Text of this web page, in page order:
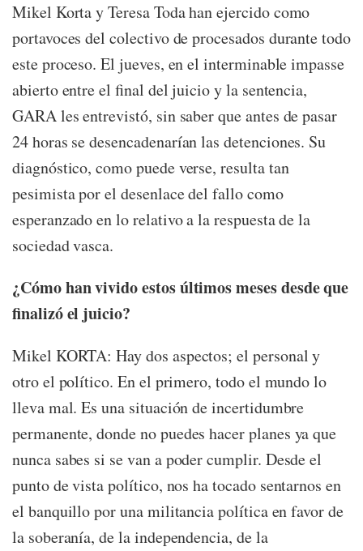
Mikel Korta y Teresa Toda han ejercido como
portavoces del colectivo de procesados durante todo
este proceso. El jueves, en el interminable impasse
abierto entre el final del juicio y la sentencia,
GARA les entrevistó, sin saber que antes de pasar
24 horas se desencadenarían las detenciones. Su
diagnóstico, como puede verse, resulta tan
pesimista por el desenlace del fallo como
esperanzado en lo relativo a la respuesta de la
sociedad vasca.
¿Cómo han vivido estos últimos meses desde que
finalizó el juicio?
Mikel KORTA: Hay dos aspectos; el personal y
otro el político. En el primero, todo el mundo lo
lleva mal. Es una situación de incertidumbre
permanente, donde no puedes hacer planes ya que
nunca sabes si se van a poder cumplir. Desde el
punto de vista político, nos ha tocado sentarnos en
el banquillo por una militancia política en favor de
la soberanía, de la independencia, de la